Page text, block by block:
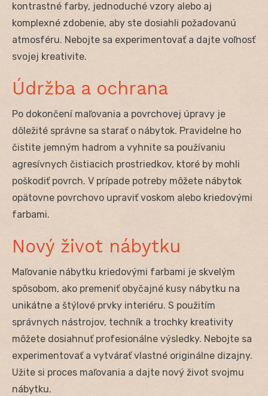
kontrastné farby, jednoduché vzory alebo aj
komplexné zdobenie, aby ste dosiahli požadovanú
atmosféru. Nebojte sa experimentovať a dajte voľnosť
svojej kreativite.
Údržba a ochrana
Po dokončení maľovania a povrchovej úpravy je
dôležité správne sa starať o nábytok. Pravidelne ho
čistite jemným hadrom a vyhnite sa používaniu
agresívnych čistiacich prostriedkov, ktoré by mohli
poškodiť povrch. V prípade potreby môžete nábytok
opätovne povrchovo upraviť voskom alebo kriedovými
farbami.
Nový život nábytku
Maľovanie nábytku kriedovými farbami je skvelým
spôsobom, ako premeniť obyčajné kusy nábytku na
unikátne a štýlové prvky interiéru. S použitím
správnych nástrojov, techník a trochky kreativity
môžete dosiahnuť profesionálne výsledky. Nebojte sa
experimentovať a vytvárať vlastné originálne dizajny.
Užite si proces maľovania a dajte nový život svojmu
nábytku.